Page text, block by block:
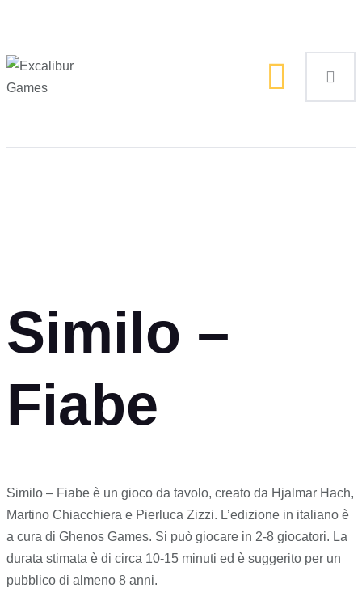
Giochi da tavolo
Giochi di Ruolo
Giochi di Carte
Similo –
Fiabe
Similo – Fiabe è un gioco da tavolo, creato da Hjalmar Hach,
Martino Chiacchiera e Pierluca Zizzi. L’edizione in italiano è
a cura di Ghenos Games. Si può giocare in 2-8 giocatori. La
durata stimata è di circa 10-15 minuti ed è suggerito per un
pubblico di almeno 8 anni.